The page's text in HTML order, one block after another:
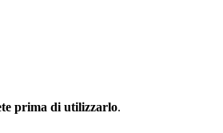
prima di utilizzarlo.